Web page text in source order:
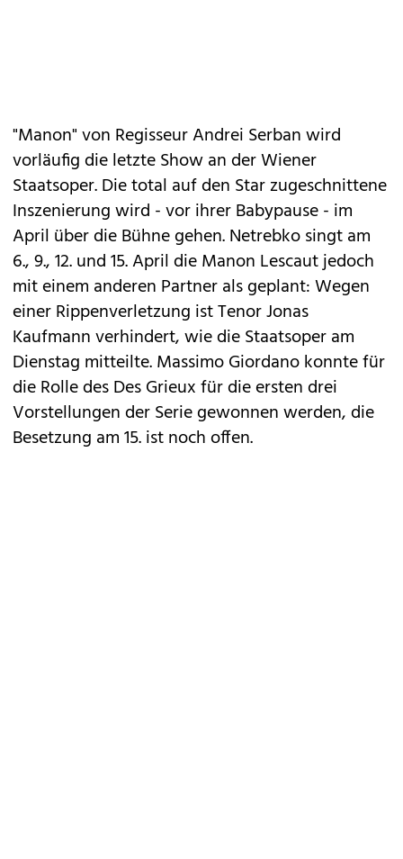
"Manon" von Regisseur Andrei Serban wird
vorläufig die letzte Show an der Wiener
Staatsoper. Die total auf den Star zugeschnittene
Inszenierung wird - vor ihrer Babypause - im
April über die Bühne gehen. Netrebko singt am
6., 9., 12. und 15. April die Manon Lescaut jedoch
mit einem anderen Partner als geplant: Wegen
einer Rippenverletzung ist Tenor Jonas
Kaufmann verhindert, wie die Staatsoper am
Dienstag mitteilte. Massimo Giordano konnte für
die Rolle des Des Grieux für die ersten drei
Vorstellungen der Serie gewonnen werden, die
Besetzung am 15. ist noch offen.